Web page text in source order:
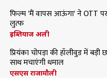
फिल्म 'मैं वापस आऊंगा' ने OTT
लुत्फ
इम्तियाज अली
प्रियंका चोपड़ा की हॉलीवुड में
साथ मचाएंगी धमाल
एसएस राजामौली